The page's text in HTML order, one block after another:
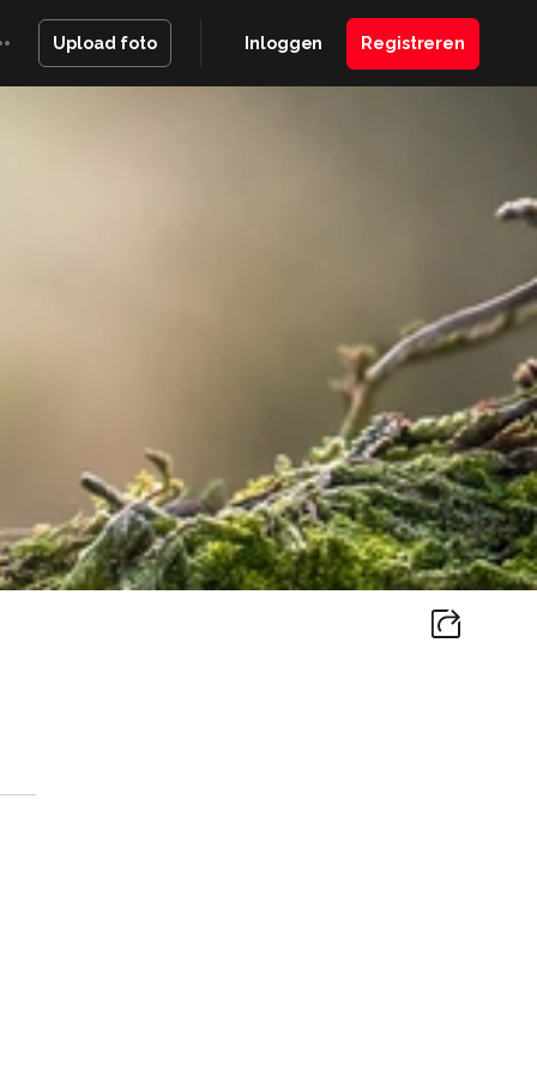
Upload foto Inloggen Registreren